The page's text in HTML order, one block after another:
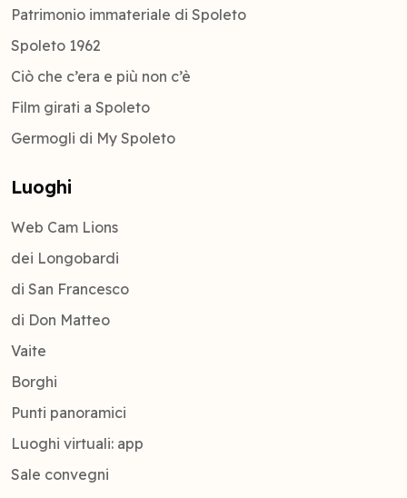
Patrimonio immateriale di Spoleto
Spoleto 1962
Ciò che c’era e più non c’è
Film girati a Spoleto
Germogli di My Spoleto
Luoghi
Web Cam Lions
dei Longobardi
di San Francesco
di Don Matteo
Vaite
Borghi
Punti panoramici
Luoghi virtuali: app
Sale convegni